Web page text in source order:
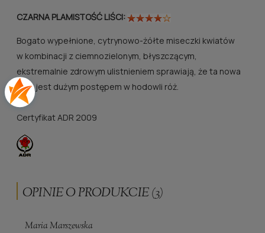
CZARNA PLAMISTOŚĆ LIŚCI:
Bogato wypełnione, cytrynowo-żółte miseczki kwiatów
w kombinacji z ciemnozielonym, błyszczącym,
ekstremalnie zdrowym ulistnieniem sprawiają, że ta nowa
róża jest dużym postępem w hodowli róż.
Certyfikat ADR 2009
OPINIE O PRODUKCIE (3)
Maria Marszewska